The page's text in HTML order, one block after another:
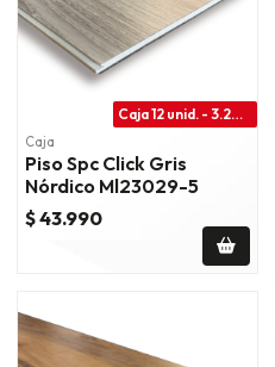
Caja 12 unid. - 3.28 m2
Caja
Piso Spc Click Gris
Nórdico Ml23029-5
$ 43.990